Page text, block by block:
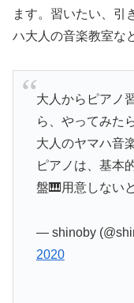
ます。習いたい、引
ハ大人の音楽教室な
大人からピアノ
ら、やってみた
大人のヤマハ音
ピアノは、基本
盤🎹用意しない
— shinoby
2020